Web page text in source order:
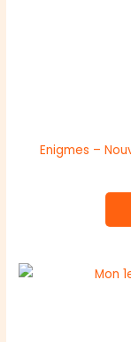
Enigmes –